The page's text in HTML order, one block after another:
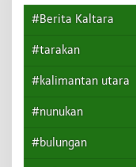
#Berita Kaltara
#tarakan
#kalimantan utara
#nunukan
#bulungan